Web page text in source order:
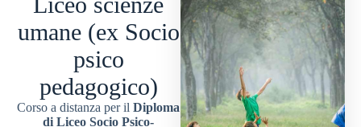
umane (ex Socio
psico
pedagogico)
Corso a distanza per il Diploma
di Liceo Socio Psico-